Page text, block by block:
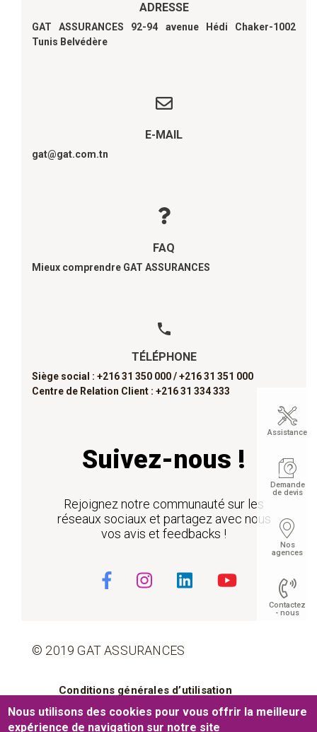
ADRESSE
GAT ASSURANCES 92-94 avenue Hédi Chaker-1002
Tunis Belvédère
E-MAIL
gat@gat.com.tn
FAQ
Mieux comprendre GAT ASSURANCES
TÉLÉPHONE
Siège social : +216 31 350 000 /+216 31 351 000
Centre de Relation Client : +216 31 334 333
Suivez-nous !
Rejoignez notre communauté sur les
réseaux sociaux et partagez avec nous
vos avis et feedbacks !
© 2019 GAT ASSURANCES
Pied de page
Conditions générales d’utilisation
Cookies Mentions légales
Assistance
Demande
de devis
Nos
agences
Contactez
- nous
Nous utilisons des cookies pour vous offrir la meilleure
expérience de navigation sur notre site